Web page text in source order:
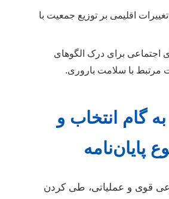
اقلیمی بر توزیع جمعیت با
اجتماعی برای درک الگوهای
مرتبط با سلامت باروری.
گام انتخاب و
پایان‌نامه
قوی و عملیاتی، طی کردن